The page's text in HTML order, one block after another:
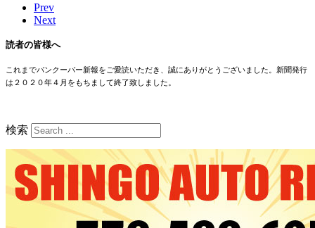
Prev
Next
読者の皆様へ
これまでバンクーバー新報をご愛読いただき、誠にありがとうございました。新聞発行
は２０２０年４月をもちまして終了致しました。
検索